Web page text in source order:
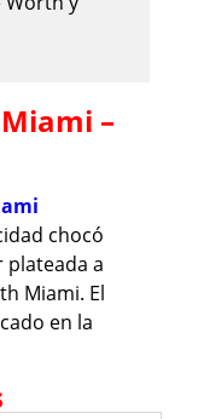
–
chocó
plateada a
Miami. El
en la